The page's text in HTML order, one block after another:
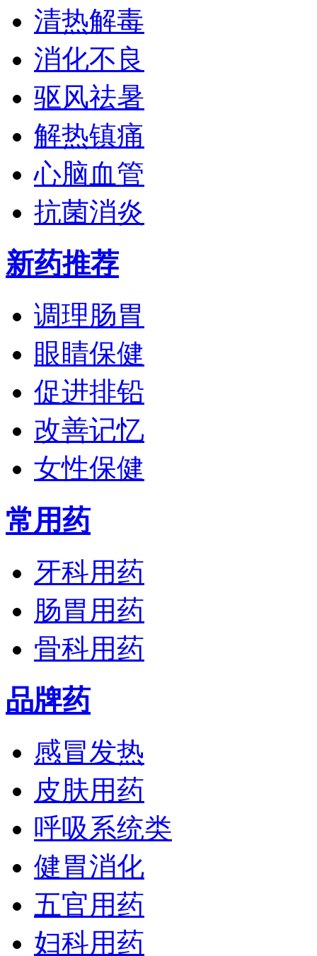
清热解毒
消化不良
驱风祛暑
解热镇痛
心脑血管
抗菌消炎
新药推荐
调理肠胃
眼睛保健
促进排铅
改善记忆
女性保健
常用药
牙科用药
肠胃用药
骨科用药
品牌药
感冒发热
皮肤用药
呼吸系统类
健胃消化
五官用药
妇科用药